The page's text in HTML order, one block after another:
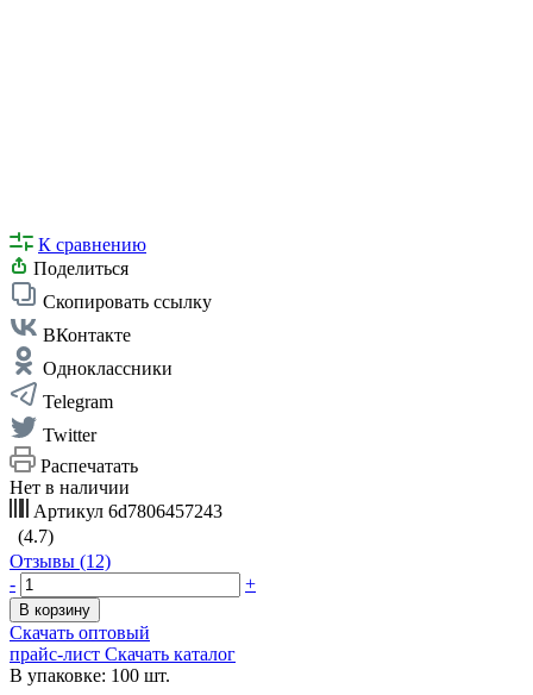
К сравнению
Поделиться
Скопировать ссылку
ВКонтакте
Одноклассники
Telegram
Twitter
Распечатать
Нет в наличии
Артикул 6d7806457243
(4.7)
Отзывы (12)
-
+
В корзину
Скачать оптовый
прайс-лист Скачать каталог
В упаковке: 100 шт.